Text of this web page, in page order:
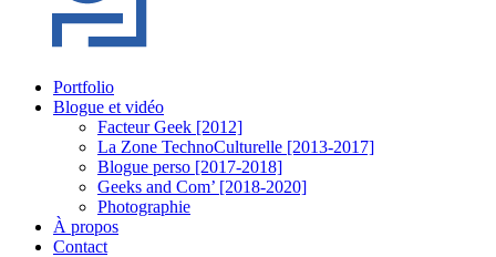
Menu
Portfolio
Blogue et vidéo
Facteur Geek [2012]
La Zone TechnoCulturelle [2013-2017]
Blogue perso [2017-2018]
Geeks and Com’ [2018-2020]
Photographie
À propos
Contact